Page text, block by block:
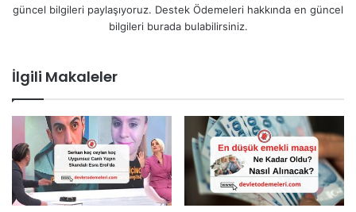
güncel bilgileri paylaşıyoruz. Destek Ödemeleri hakkında en güncel
bilgileri burada bulabilirsiniz.
İlgili Makaleler